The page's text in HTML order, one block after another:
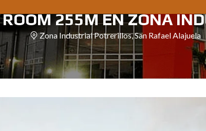
255M EN ZONA
Zona Industrial Potrerillos, San Rafael Alajuela